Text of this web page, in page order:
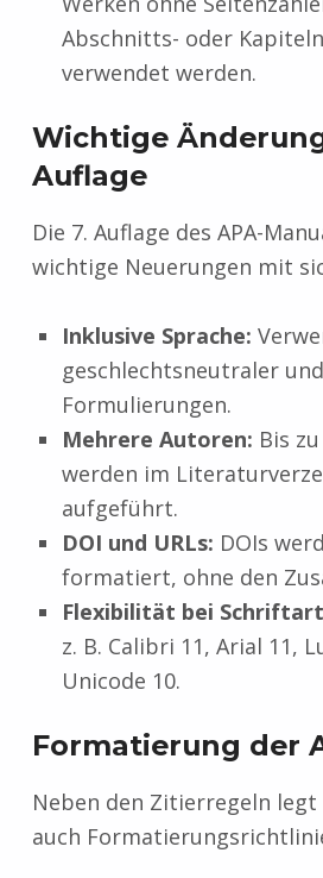
Abschnitts- oder
verwendet werden.
Wichtige
Auflage
Die 7. Auflage des APA-
wichtige Neuerungen mit
Inklusive Sprache:
geschlechtsneutraler
Formulierungen.
Mehrere Autoren: Bis
werden im
aufgeführt.
DOI und URLs: DOIs
formatiert, ohne den
Flexibilität bei
z. B. Calibri 11, Arial 11,
Unicode 10.
Formatierung der
Neben den Zitierregeln legt
auch